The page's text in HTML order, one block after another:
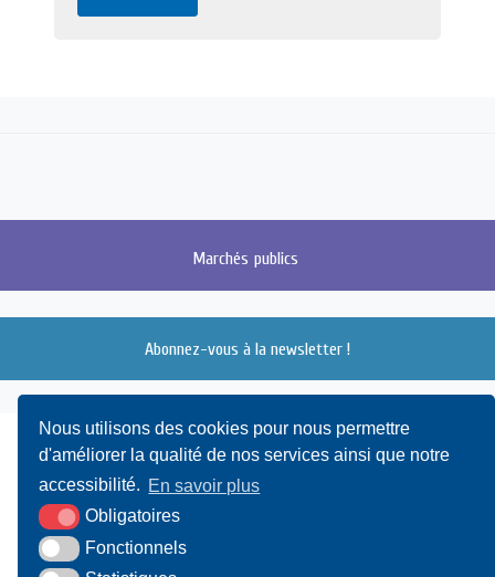
Nous utilisons des cookies pour nous permettre
d'améliorer la qualité de nos services ainsi que notre
accessibilité. En savoir plus
Obligatoires
Fonctionnels
Marchés publics
Abonnez-vous à la newsletter !
UAMC- 4, Bis Avenue du Canada - 14000 CAEN